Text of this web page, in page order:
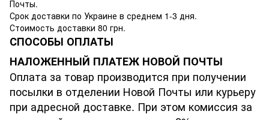
Почты.
Срок доставки по Украине в среднем 1-3 дня.
Стоимость доставки 80 грн.
СПОСОБЫ ОПЛАТЫ
НАЛОЖЕННЫЙ ПЛАТЕЖ НОВОЙ ПОЧТЫ
Оплата за товар производится при получении
посылки в отделении Новой Почты или курьеру
при адресной доставке. При этом комиссия за